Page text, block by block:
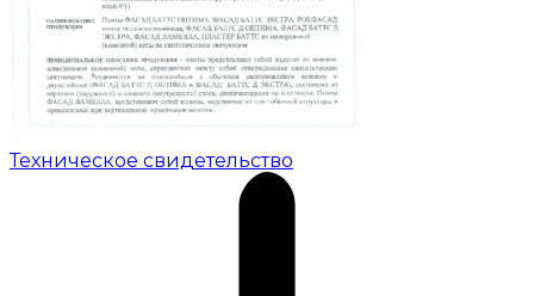
Техническое свидетельство